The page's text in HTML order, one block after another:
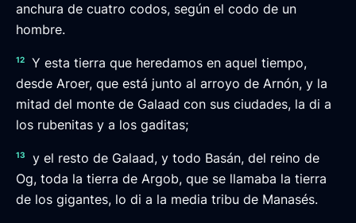
anchura de cuatro codos, según el codo de un
hombre.
12
Y esta tierra que heredamos en aquel tiempo,
desde Aroer, que está junto al arroyo de Arnón, y la
mitad del monte de Galaad con sus ciudades, la di a
los rubenitas y a los gaditas;
13
y el resto de Galaad, y todo Basán, del reino de
Og, toda la tierra de Argob, que se llamaba la tierra
de los gigantes, lo di a la media tribu de Manasés.